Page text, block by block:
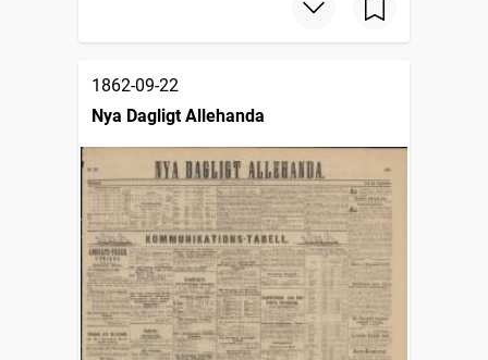
1862-09-22
Nya Dagligt Allehanda